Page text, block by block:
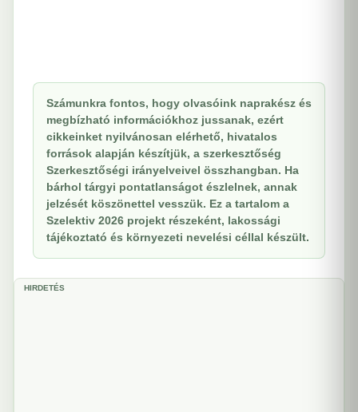
Számunkra fontos, hogy olvasóink naprakész és
megbízható információkhoz jussanak, ezért
cikkeinket nyilvánosan elérhető, hivatalos
források alapján készítjük, a szerkesztőség
Szerkesztőségi irányelveivel összhangban. Ha
bárhol tárgyi pontatlanságot észlelnek, annak
jelzését köszönettel vesszük. Ez a tartalom a
Szelektiv 2026 projekt részeként, lakossági
tájékoztató és környezeti nevelési céllal készült.
HIRDETÉS